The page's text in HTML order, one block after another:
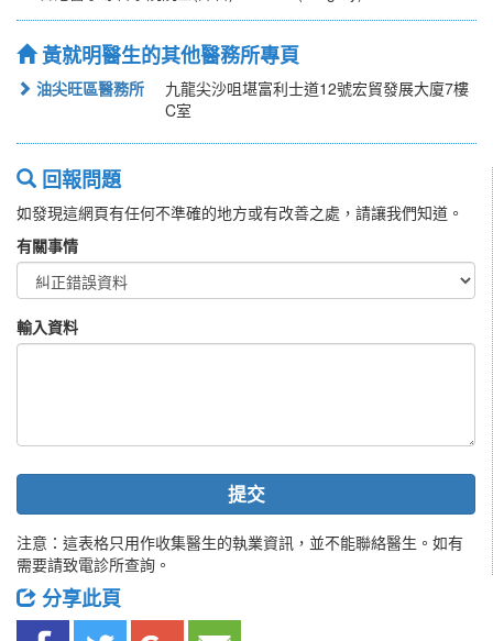
黃就明醫生的其他醫務所專頁
油尖旺區醫務所
九龍尖沙咀堪富利士道12號宏貿發展大廈7樓
C室
回報問題
如發現這網頁有任何不準確的地方或有改善之處，請讓我們知道。
有關事情
輸入資料
提交
注意：這表格只用作收集醫生的執業資訊，並不能聯絡醫生。如有
需要請致電診所查詢。
分享此頁